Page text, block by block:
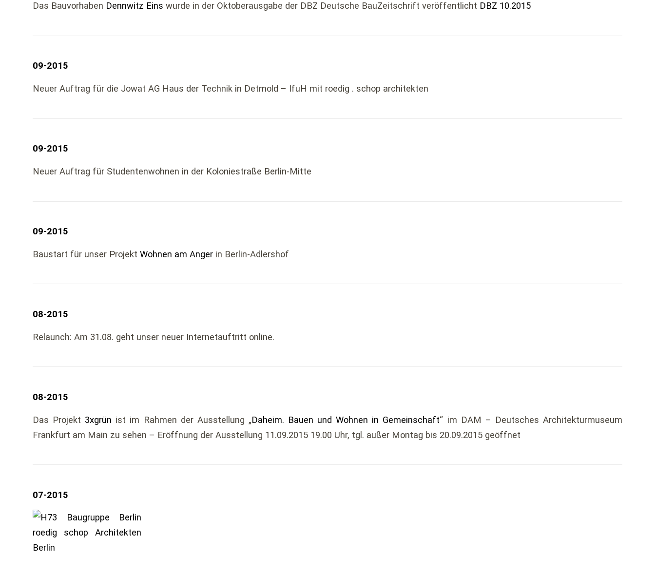
Das Bauvorhaben Dennwitz Eins wurde in der Oktoberausgabe der DBZ Deutsche BauZeitschrift veröffentlicht DBZ 10.2015
09-2015
Neuer Auftrag für die Jowat AG Haus der Technik in Detmold – IfuH mit roedig . schop architekten
09-2015
Neuer Auftrag für Studentenwohnen in der Koloniestraße Berlin-Mitte
09-2015
Baustart für unser Projekt Wohnen am Anger in Berlin-Adlershof
08-2015
Relaunch: Am 31.08. geht unser neuer Internetauftritt online.
08-2015
Das Projekt 3xgrün ist im Rahmen der Ausstellung „Daheim. Bauen und Wohnen in Gemeinschaft“ im DAM – Deutsches Architekturmuseum
Frankfurt am Main zu sehen – Eröffnung der Ausstellung 11.09.2015 19.00 Uhr, tgl. außer Montag bis 20.09.2015 geöffnet
07-2015